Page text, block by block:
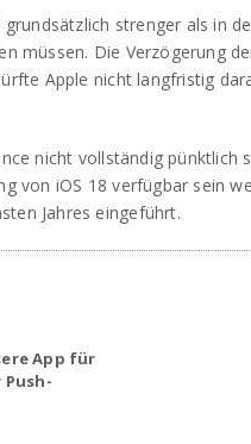
strenger als in
müssen. Die Verzögerung
Apple nicht langfristig
nicht vollständig pünktlich
von iOS 18 verfügbar sein
Jahres eingeführt.
App für